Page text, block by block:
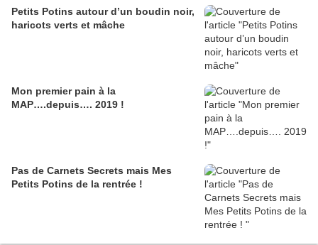
Petits Potins autour d’un boudin noir,
haricots verts et mâche
Mon premier pain à la
MAP….depuis…. 2019 !
Pas de Carnets Secrets mais Mes
Petits Potins de la rentrée !